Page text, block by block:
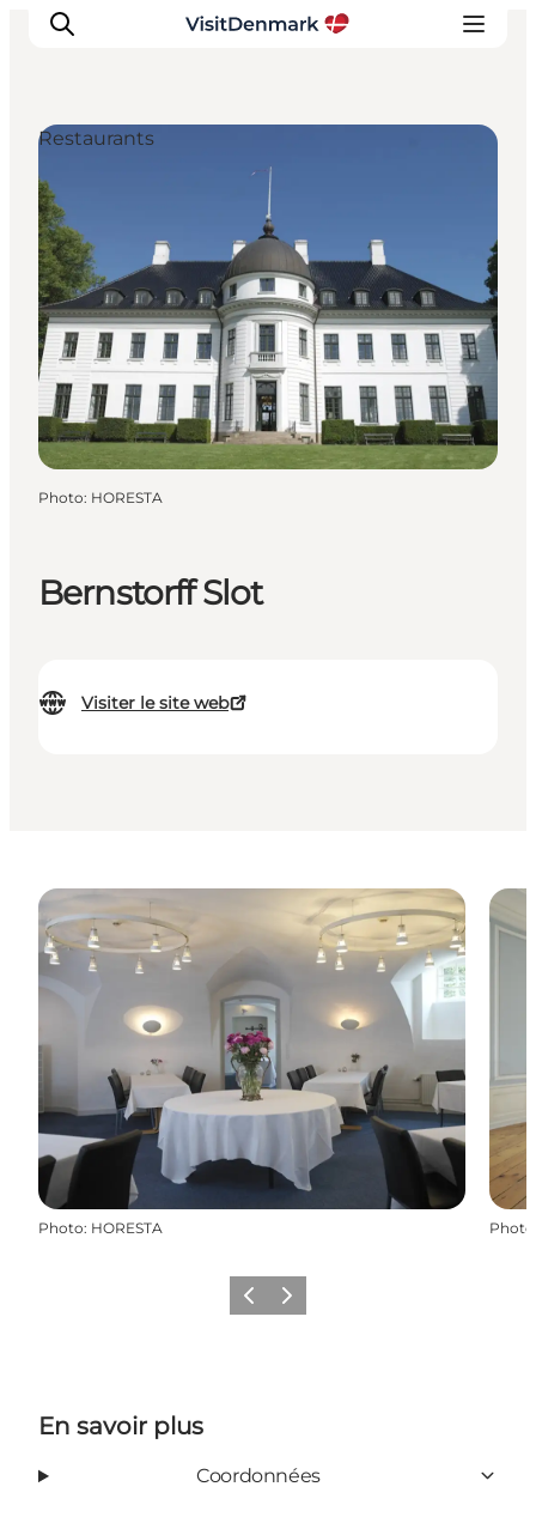
Inspirations
Destinations
Quoi faire
Hébergements
Planifiez votre voyage
Bernstorff Slot
Visiter le site web
Restaurants
Photo: HORESTA
Photo: HORESTA Photo
PrécédentSuivant
En savoir plus
Coordonnées